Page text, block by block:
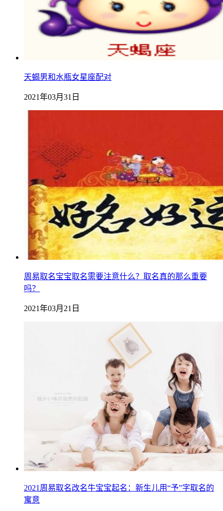
天蝎男和水瓶女星座配对
2021年03月31日
周易取名宝宝取名需要注意什么？取名真的那么重要
吗？
2021年03月21日
2021周易取名改名牛宝宝起名：新生儿用“予”字取名的
寓意